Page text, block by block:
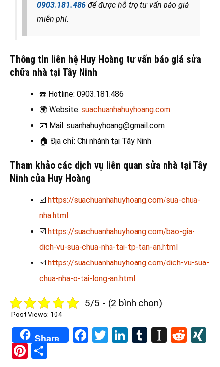
0903.181.486 để được hỗ trợ tư vấn báo giá
miễn phí.
Thông tin liên hệ Huy Hoàng tư vấn báo giá sửa
chữa nhà tại Tây Ninh
☎️ Hotline: 0903.181.486
🌍 Website: suachuanhahuyhoang.com
📧 Mail: suanhahuyhoang@gmail.com
🏠 Địa chỉ: Chi nhánh tại Tây Ninh
Tham khảo các dịch vụ liên quan sửa nhà tại Tây
Ninh của Huy Hoàng
☑️ https://suachuanhahuyhoang.com/sua-chua-
nha.html
☑️ https://suachuanhahuyhoang.com/bao-gia-
dich-vu-sua-chua-nha-tai-tp-tan-an.html
☑️ https://suachuanhahuyhoang.com/dich-vu-sua-
chua-nha-o-tai-long-an.html
5/5 - (2 bình chọn)
Post Views: 104
Share Facebook
TwitterLinkedIn
Tumblr
Pinterest